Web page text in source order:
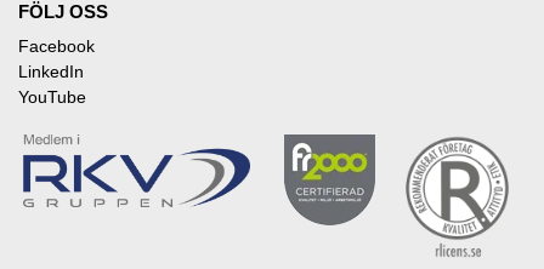
FÖLJ OSS
Facebook
LinkedIn
YouTube